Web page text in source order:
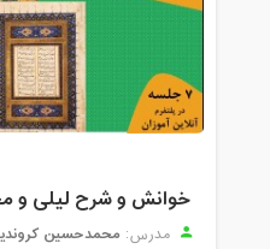
خوانش و شرح لیلی و
مدرس: محمدحسین